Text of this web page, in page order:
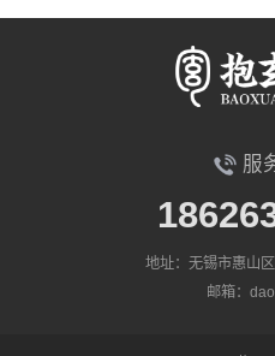
服
地址：无锡市惠山
邮箱：